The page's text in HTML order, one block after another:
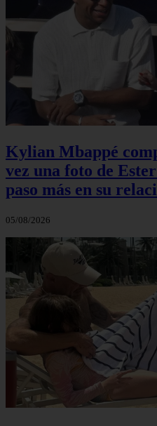
Kylian Mbappé
vez una foto de
paso más en su
05/08/2026